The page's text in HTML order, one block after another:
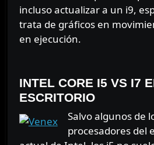
incluso actualizar a un i9,
trata de gráficos en
en ejecución.
INTEL CORE I5 VS I7
ESCRITORIO
Salvo algunos de
procesadores del